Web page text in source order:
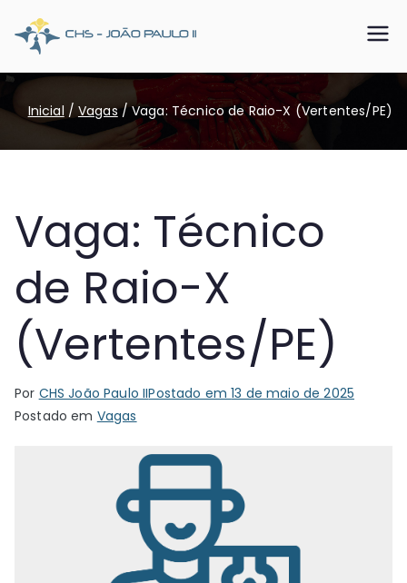
para
conteúdo
CHS João
Paulo II
Somos o SUS que dá certo
Inicial Vagas Vaga: Técnico de Raio-X (Vertentes/PE)
Vaga: Técnico
de Raio-X
(Vertentes/PE)
Por CHS João Paulo IIPostado em13 de maio de 2025
Postado em Vagas